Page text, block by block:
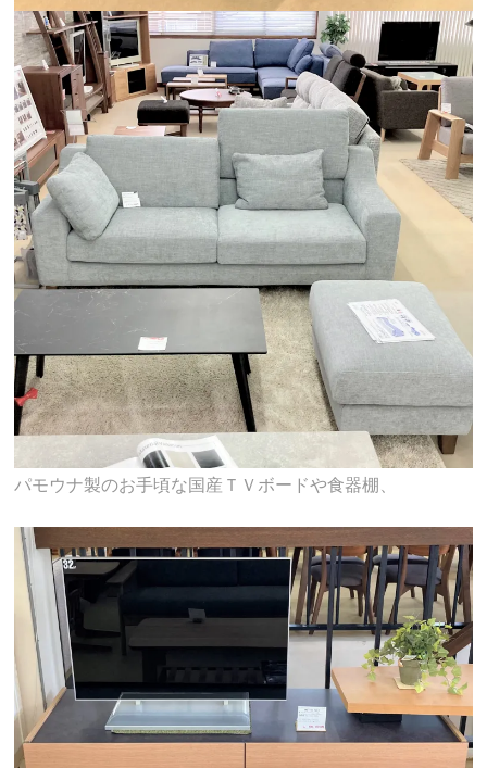
パモウナ製のお手頃な国産ＴＶボードや食器棚、